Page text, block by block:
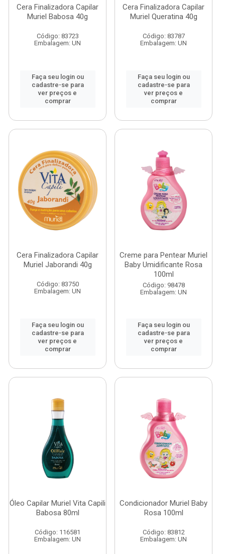
Cera Finalizadora Capilar
Muriel Babosa 40g
Código: 83723
Embalagem: UN
Faça seu login ou
cadastre-se para
ver preços e
comprar
Cera Finalizadora Capilar
Muriel Queratina 40g
Código: 83787
Embalagem: UN
Faça seu login ou
cadastre-se para
ver preços e
comprar
Cera Finalizadora Capilar
Muriel Jaborandi 40g
Código: 83750
Embalagem: UN
Faça seu login ou
cadastre-se para
ver preços e
comprar
Creme para Pentear Muriel
Baby Umidificante Rosa
100ml
Código: 98478
Embalagem: UN
Faça seu login ou
cadastre-se para
ver preços e
comprar
Óleo Capilar Muriel Vita Capili
Babosa 80ml
Código: 116581
Embalagem: UN
Condicionador Muriel Baby
Rosa 100ml
Código: 83812
Embalagem: UN